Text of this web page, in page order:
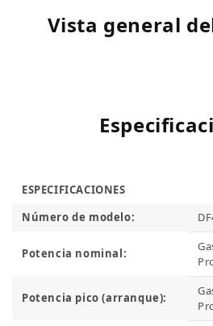
Vista general
ESPECIFICACIONES
Número de modelo:
Potencia nominal:
Potencia pico (arranque):